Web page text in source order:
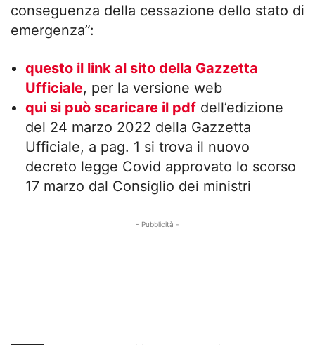
conseguenza della cessazione dello stato di
emergenza”:
questo il link al sito della Gazzetta
Ufficiale, per la versione web
qui si può scaricare il pdf dell’edizione
del 24 marzo 2022 della Gazzetta
Ufficiale, a pag. 1 si trova il nuovo
decreto legge Covid approvato lo scorso
17 marzo dal Consiglio dei ministri
- Pubblicità -